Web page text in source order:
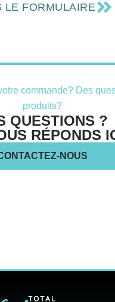
LE FORMULAIRE
commande? Des
produits?
QUESTIONS ?
RÉPONDS
NOUS